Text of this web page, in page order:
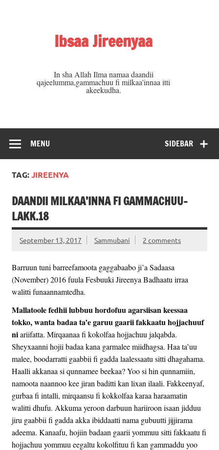
Ibsaa Jireenyaa
In sha Allah Ilma namaa daandii
qajeelumma,gammachuu fi milkaa'innaa itti
akeekudha.
SIDEBAR
MENU
TAG:JIREENYA
DAANDII MILKAA’INNA FI GAMMACHUU-
LAKK.18
September 13, 2017 Sammubani 2 comments
Barruun tuni barreefamoota gaggabaabo ji’a Sadaasa
(November) 2016 fuula Fesbuuki Jireenya Badhaatu irraa
walitti funaannamtedha.
Mallatoole fedhii lubbuu hordofuu agarsiisan keessaa
tokko, wanta badaa ta’e garuu gaarii fakkaatu hojjachuuf
niariifatta. Mirqaanaa fi kokolfaa hojjachuu jalqabda.
Sheyxaanni hojii badaa kana garmalee miidhagsa. Haa ta’uu
malee, boodarratti gaabbii fi gadda laalessaatu sitti dhagahama.
Haalli akkanaa si qunnamee beekaa? Yoo si hin qunnamiin,
namoota naannoo kee jiran baditti kan lixan ilaali. Fakkeenyaf,
gurbaa fi intalli, mirqaansu fi kokkolfaa karaa haraamatin
walitti dhufu. Akkuma yeroon darbuun hariiroon isaan jidduu
jiru gaabbii fi gadda akka ibiddaatti nama gubuutti jijjirama
adeema. Kanaafu, hojiin badaan gaarii yommuu sitti fakkaatu fi
hojjachuu yommuu eegaltu kokolfituu fi kan gammaddu yoo